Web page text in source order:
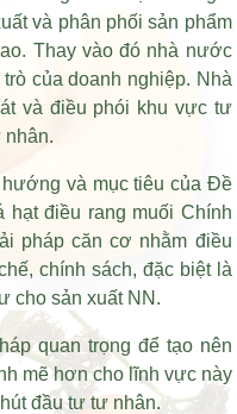
và phân phối sản phẩm
Thay vào đó nhà nước
của doanh nghiệp. Nhà
và điều phói khu vực tư
nhân.
và mục tiêu của Đề
hạt điều rang muối Chính
pháp căn cơ nhằm điều
chính sách, đặc biệt là
cho sản xuất NN.
quan trọng để tạo nên
mẽ hơn cho lĩnh vực này
đầu tư tư nhân.